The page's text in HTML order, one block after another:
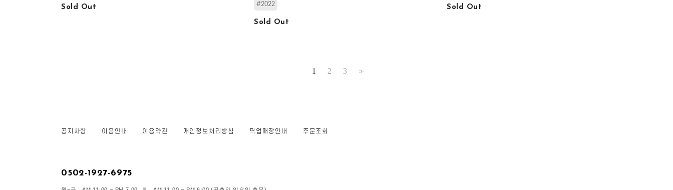
Sold Out #2022
Sold Out
Sold Out
1 2 3 >>
공지사항 이용안내 이용약관 개인정보처리방침 픽업매장안내 주문조회
0502-1927-6975